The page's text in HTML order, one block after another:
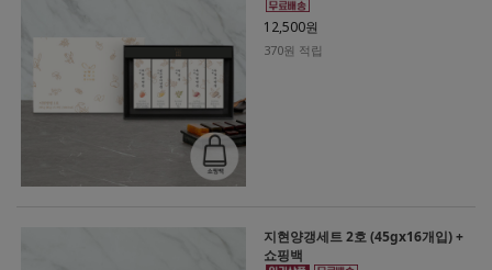
12,500원
370원 적립
지현양갱세트 2호 (45gx16개입) +
쇼핑백